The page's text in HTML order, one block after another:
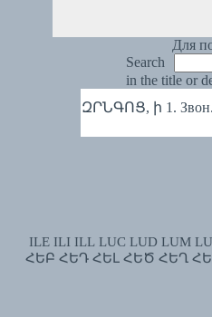
Для
Search
in the title or
ԶՐՆԳՈՑ, ի 1. Звон.
ILE ILI ILL LUC LUD LUM
ՀԵԲ ՀԵԴ ՀԵԼ ՀԵԾ ՀԵՂ